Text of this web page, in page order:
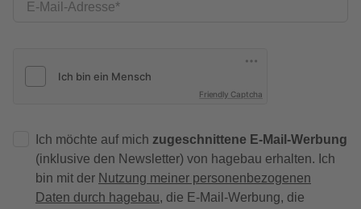
E-Mail-Adresse
Friendly Captcha
Ich möchte auf mich zugeschnittene E-Mail-Werbung
(inklusive den Newsletter) von hagebau erhalten. Ich
bin mit der Nutzung meiner personenbezogenen
Daten durch hagebau, die E-Mail-Werbung, die